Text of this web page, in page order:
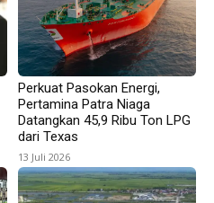
Perkuat Pasokan Energi,
Pertamina Patra Niaga
Datangkan 45,9 Ribu Ton LPG
dari Texas
13 Juli 2026